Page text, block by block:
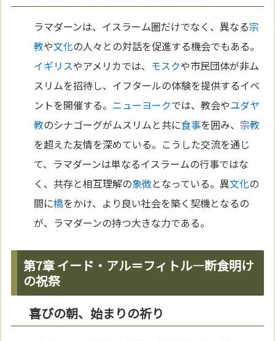
ラマダーンは、イスラーム圏だけでなく、異なる宗
教や文化の人々との対話を促進する機会でもある。
イギリスやアメリカでは、 モスクや市民団体が非ム
スリムを招待し、イフタールの体験を提供するイベ
ントを開催する。 ニューヨークでは、教会やユダヤ
教のシナゴーグがムスリムと共に食事を囲み、 宗教
を超えた友情を深めている。こうした交流を通じ
て、ラマダーンは単なるイスラームの行事ではな
く、共存と相互理解の象徴となっている。異文化の
間に橋をかけ、より良い社会を築く契機となるの
が、ラマダーンの持つ大きな力である。
第7章 イード・アル＝フィトル—断食明け
の祝祭
喜びの朝、始まりの祈り